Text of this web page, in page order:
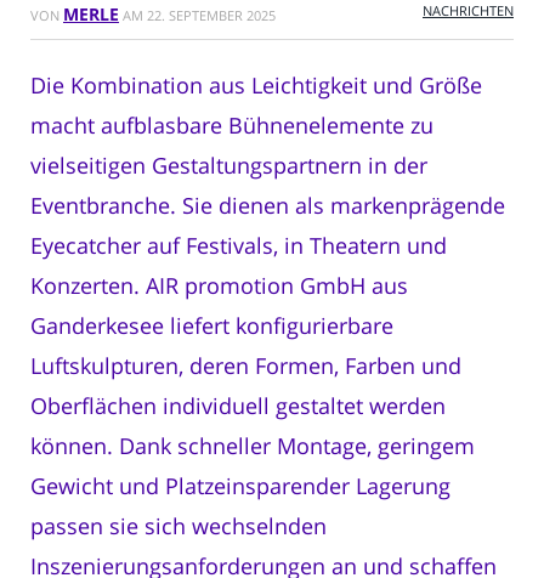
VON MERLE AM 22. SEPTEMBER 2025 NACHRICHTEN
Die Kombination aus Leichtigkeit und Größe
macht aufblasbare Bühnenelemente zu
vielseitigen Gestaltungspartnern in der
Eventbranche. Sie dienen als markenprägende
Eyecatcher auf Festivals, in Theatern und
Konzerten. AIR promotion GmbH aus
Ganderkesee liefert konfigurierbare
Luftskulpturen, deren Formen, Farben und
Oberflächen individuell gestaltet werden
können. Dank schneller Montage, geringem
Gewicht und Platzeinsparender Lagerung
passen sie sich wechselnden
Inszenierungsanforderungen an und schaffen